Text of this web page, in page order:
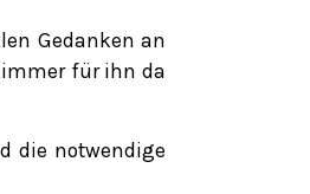
Gedanken an
immer für ihn da
die notwendige